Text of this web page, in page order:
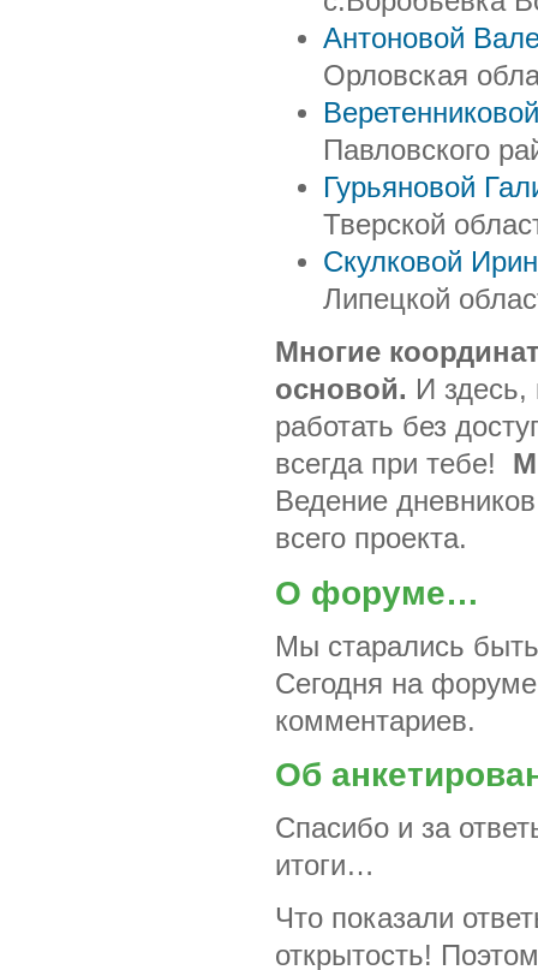
Антоновой
Орловская
Павловского
Гурьяновой
Тверской
Скулковой
Липецкой
Многие
основой. И
работать без
всегда при тебе!
Ведение
всего проекта.
О форуме…
Мы старались
Сегодня на
комментариев.
Об
Спасибо и за
итоги…
Что показали
открытость!